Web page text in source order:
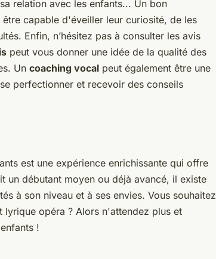
relation avec les enfants... Un bon
capable d'éveiller leur curiosité, de les
Enfin, n’hésitez pas à consulter les avis
peut vous donner une idée de la qualité des
Un coaching vocal peut également être une
perfectionner et recevoir des conseils
est une expérience enrichissante qui offre
un débutant moyen ou déjà avancé, il existe
à son niveau et à ses envies. Vous souhaitez
opéra ? Alors n'attendez plus et
!